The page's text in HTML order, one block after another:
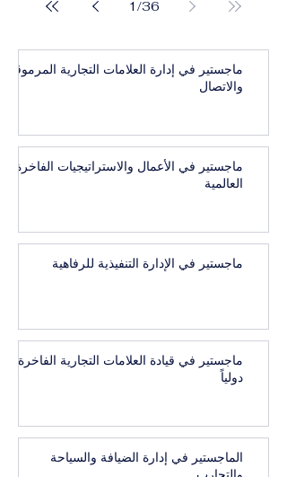
1 /36
ماجستير في إدارة العلامات التجارية المرموقة
والاتصال
ماجستير في الأعمال والاستراتيجيات الفاخرة
العالمية
ماجستير في الإدارة التنفيذية للرفاهية
ماجستير في قيادة العلامات التجارية الفاخرة
دولياً
الماجستير في إدارة الضيافة والسياحة